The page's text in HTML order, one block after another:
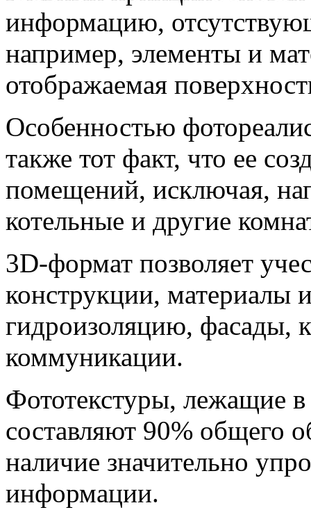
информацию,
например, элементы и
отображаемая
Особенностью
также тот факт, что ее
помещений, исключая,
котельные и другие
3D-формат позволяет
конструкции, материалы
гидроизоляцию, фасады,
коммуникации.
Фототекстуры, лежащие в
составляют 90% общего
наличие значительно
информации.